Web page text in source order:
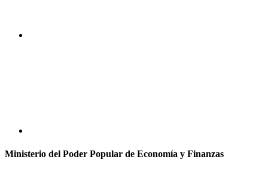
Ministerio del Poder Popular de Economía y Finanzas